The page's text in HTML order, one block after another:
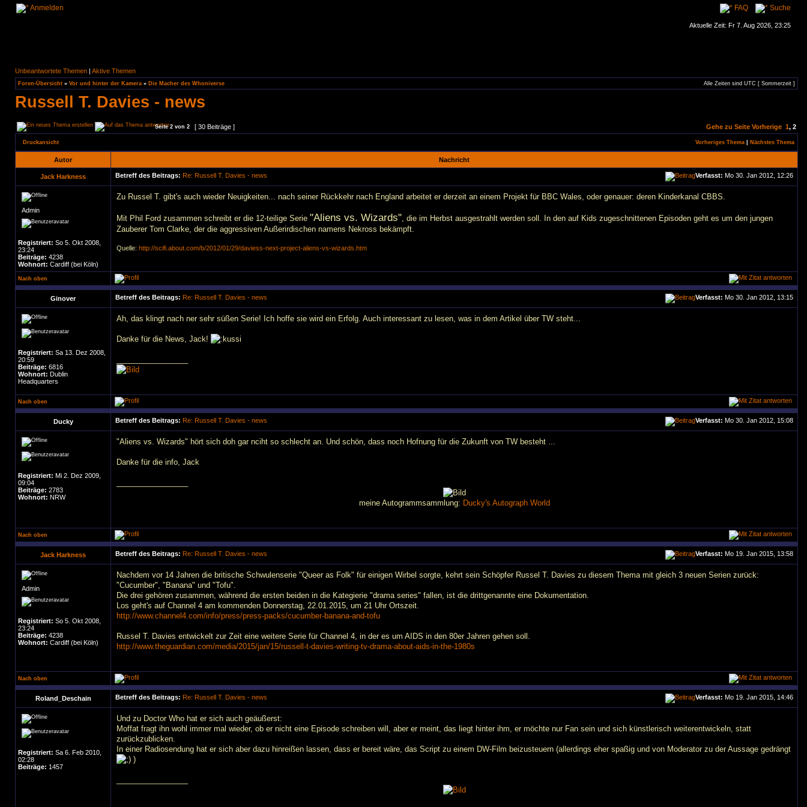
Anmelden FAQ Suche
Aktuelle Zeit: Fr 7. Aug 2026, 23:25
Unbeantwortete Themen | Aktive Themen
Foren-Übersicht » Vor und hinter der Kamera » Die Macher des Whoniverse Alle Zeiten sind UTC [ Sommerzeit ]
Russell T. Davies - news
Seite2 von 2 [ 30 Beiträge ] Gehe zu Seite Vorherige 1, 2
Druckansicht Vorheriges Thema Nächstes Thema
Autor Nachricht
Jack Harkness Betreff des Beitrags: Re: Russell T. Davies - news Verfasst: Mo 30. Jan 2012, 12:26
Admin
Registriert: So 5. Okt 2008,
23:24
Beiträge: 4238
Wohnort: Cardiff (bei Köln)
Zu Russel T. gibt's auch wieder Neuigkeiten... nach seiner Rückkehr nach England arbeitet er derzeit an einem Projekt für BBC Wales, oder genauer: deren Kinderkanal CBBS.
Mit Phil Ford zusammen schreibt er die 12-teilige Serie "Aliens vs. Wizards", die im Herbst ausgestrahlt werden soll. In den auf Kids zugeschnittenen Episoden geht es um den jungen
Zauberer Tom Clarke, der die aggressiven Außerirdischen namens Nekross bekämpft.
Quelle: http://scifi.about.com/b/2012/01/29/daviess-next-project-aliens-vs-wizards.htm
Nach oben
Ginover Betreff des Beitrags: Re: Russell T. Davies - news Verfasst: Mo 30. Jan 2012, 13:15
Registriert: Sa 13. Dez 2008,
20:59
Beiträge: 6816
Wohnort: Dublin
Headquarters
Ah, das klingt nach ner sehr süßen Serie! Ich hoffe sie wird ein Erfolg. Auch interessant zu lesen, was in dem Artikel über TW steht...
Danke für die News, Jack!
Nach oben
Ducky Betreff des Beitrags: Re: Russell T. Davies - news Verfasst: Mo 30. Jan 2012, 15:08
Registriert: Mi 2. Dez 2009,
09:04
Beiträge: 2783
Wohnort: NRW
"Aliens vs. Wizards" hört sich doh gar nciht so schlecht an. Und schön, dass noch Hofnung für die Zukunft von TW besteht ...
Danke für die info, Jack
meine Autogrammsammlung: Ducky's Autograph World
Nach oben
Jack Harkness Betreff des Beitrags: Re: Russell T. Davies - news Verfasst: Mo 19. Jan 2015, 13:58
Admin
Registriert: So 5. Okt 2008,
23:24
Beiträge: 4238
Wohnort: Cardiff (bei Köln)
Nachdem vor 14 Jahren die britische Schwulenserie "Queer as Folk" für einigen Wirbel sorgte, kehrt sein Schöpfer Russel T. Davies zu diesem Thema mit gleich 3 neuen Serien zurück:
"Cucumber", "Banana" und "Tofu".
Die drei gehören zusammen, während die ersten beiden in die Kategierie "drama series" fallen, ist die drittgenannte eine Dokumentation.
Los geht's auf Channel 4 am kommenden Donnerstag, 22.01.2015, um 21 Uhr Ortszeit.
http://www.channel4.com/info/press/press-packs/cucumber-banana-and-tofu
Russel T. Davies entwickelt zur Zeit eine weitere Serie für Channel 4, in der es um AIDS in den 80er Jahren gehen soll.
http://www.theguardian.com/media/2015/jan/15/russell-t-davies-writing-tv-drama-about-aids-in-the-1980s
Nach oben
Roland_Deschain Betreff des Beitrags: Re: Russell T. Davies - news Verfasst: Mo 19. Jan 2015, 14:46
Registriert: Sa 6. Feb 2010,
02:28
Beiträge: 1457
Und zu Doctor Who hat er sich auch geäußerst:
Moffat fragt ihn wohl immer mal wieder, ob er nicht eine Episode schreiben will, aber er meint, das liegt hinter ihm, er möchte nur Fan sein und sich künstlerisch weiterentwickeln, statt
zurückzublicken.
In einer Radiosendung hat er sich aber dazu hinreißen lassen, dass er bereit wäre, das Script zu einem DW-Film beizusteuern (allerdings eher spaßig und von Moderator zu der Aussage gedrängt
)